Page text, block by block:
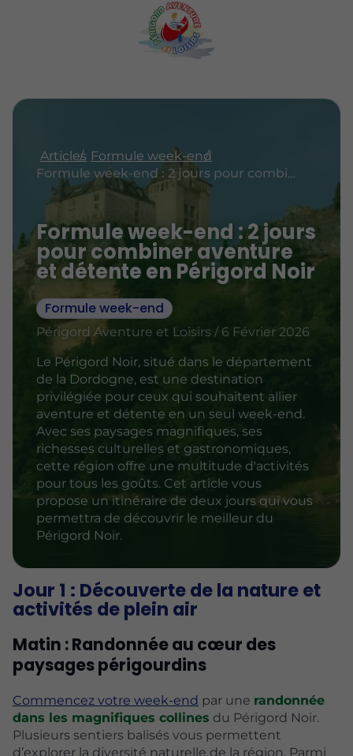
Articles Formule week-end
Formule week-end : 2 jours pour combiner aventure et détente en Périgord Noir
Formule week-end : 2 jours
pour combiner aventure
et détente en Périgord Noir
Formule week-end
Périgord Aventure et Loisirs / 6 Février 2026
Le Périgord Noir, situé dans le département
de la Dordogne, est une destination
privilégiée pour ceux qui souhaitent allier
aventure et détente en un seul week-end.
Avec ses paysages magnifiques, ses
richesses culturelles et gastronomiques,
cette région offre une multitude d'activités
pour tous les goûts. Cet article vous
propose un itinéraire de deux jours qui vous
permettra de découvrir le meilleur du
Périgord Noir.
Jour 1 : Découverte de la nature et
activités de plein air
Matin : Randonnée au cœur des
paysages périgourdins
Commencez votre week-end par une randonnée
dans les magnifiques collines du Périgord Noir.
Plusieurs sentiers balisés vous permettent
d’explorer la diversité naturelle de la région. Parmi